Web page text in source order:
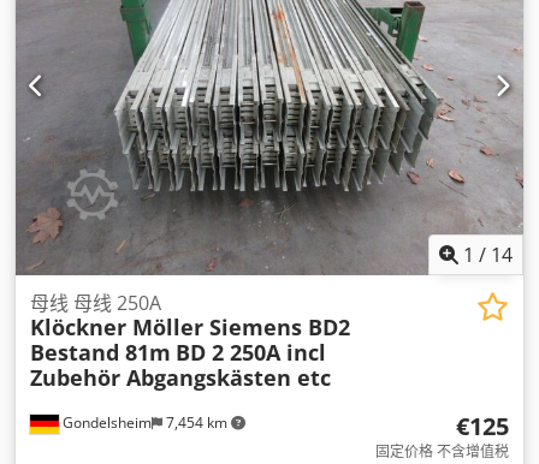
1 / 14
Gondelsheim 7,454 km
母线 母线 250A
Klöckner Möller Siemens BD2
Bestand 81m BD 2 250A incl
Zubehör Abgangskästen etc
€125
固定价格 不含增值税